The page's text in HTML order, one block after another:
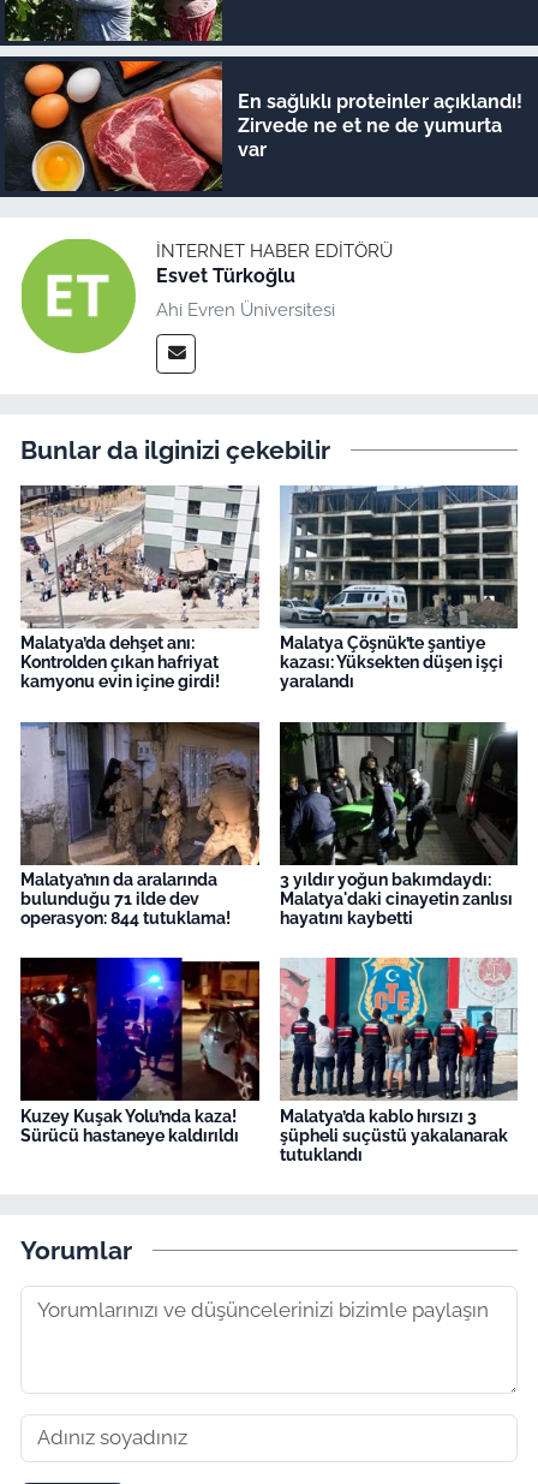
En sağlıklı proteinler açıklandı!
Zirvede ne et ne de yumurta
var
İNTERNET HABER EDITÖRÜ
Esvet Türkoğlu
Ahi Evren Üniversitesi
Bunlar da ilginizi çekebilir
Malatya’da dehşet anı:
Kontrolden çıkan hafriyat
kamyonu evin içine girdi!
Malatya Çöşnük’te şantiye
kazası: Yüksekten düşen işçi
yaralandı
Malatya’nın da aralarında
bulunduğu 71 ilde dev
operasyon: 844 tutuklama!
3 yıldır yoğun bakımdaydı:
Malatya'daki cinayetin zanlısı
hayatını kaybetti
Kuzey Kuşak Yolu’nda kaza!
Sürücü hastaneye kaldırıldı
Malatya’da kablo hırsızı 3
şüpheli suçüstü yakalanarak
tutuklandı
Yorumlar